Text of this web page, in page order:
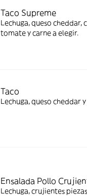
Taco Supreme
Lechuga, queso cheddar,
tomate y carne a elegir.
Taco
Lechuga, queso cheddar
Ensalada Pollo
Lechuga, crujientes